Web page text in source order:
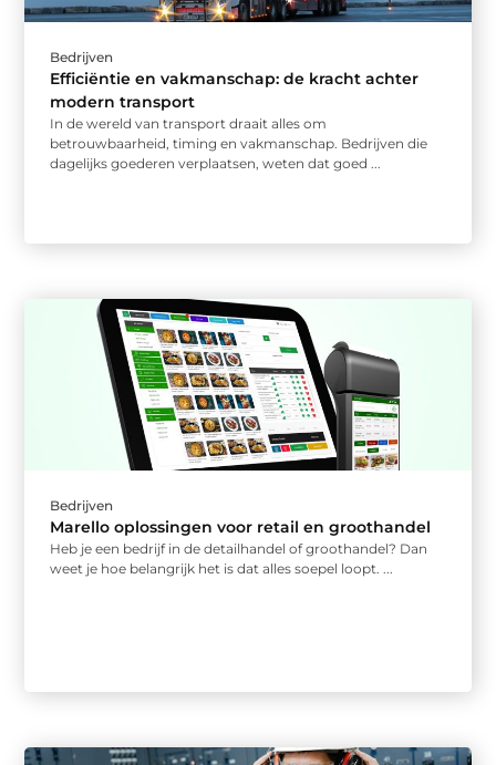
Bedrijven
Efficiëntie en vakmanschap: de kracht achter
modern transport
In de wereld van transport draait alles om
betrouwbaarheid, timing en vakmanschap. Bedrijven die
dagelijks goederen verplaatsen, weten dat goed ...
Bedrijven
Marello oplossingen voor retail en groothandel
Heb je een bedrijf in de detailhandel of groothandel? Dan
weet je hoe belangrijk het is dat alles soepel loopt. ...